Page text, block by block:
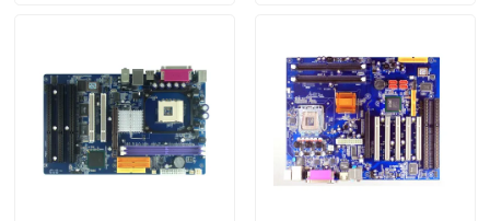
산업적 미니 pc
산업적 패널 PC